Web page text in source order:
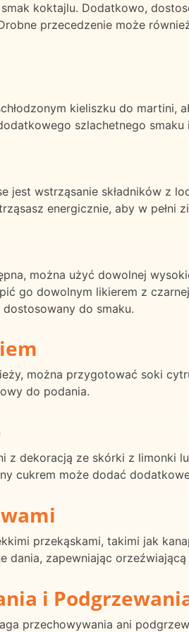
koktajlu. Dodatkowo,
przecedzenie może
kieliszku do
szlachetnego smaku
jest wstrząsanie składników z
energicznie, aby w pełni
można użyć dowolnej
go dowolnym likierem z
do smaku.
można przygotować soki
do podania.
z dekoracją ze skórki z
cukrem może dodać
przekąskami, takimi jak
dania, zapewniając
i
przechowywania ani